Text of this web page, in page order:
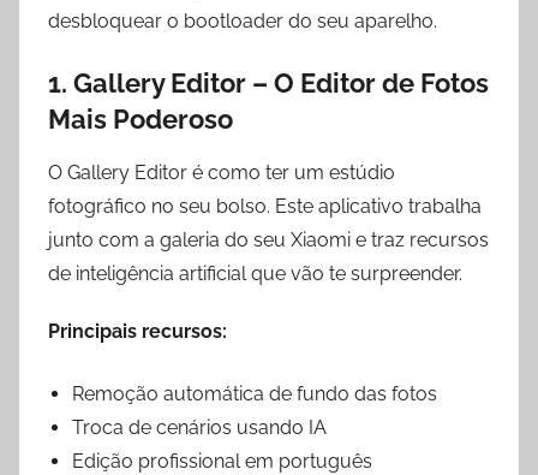
desbloquear o bootloader do seu aparelho.
1. Gallery Editor – O Editor de Fotos
Mais Poderoso
O Gallery Editor é como ter um estúdio
fotográfico no seu bolso. Este aplicativo trabalha
junto com a galeria do seu Xiaomi e traz recursos
de inteligência artificial que vão te surpreender.
Principais recursos:
Remoção automática de fundo das fotos
Troca de cenários usando IA
Edição profissional em português